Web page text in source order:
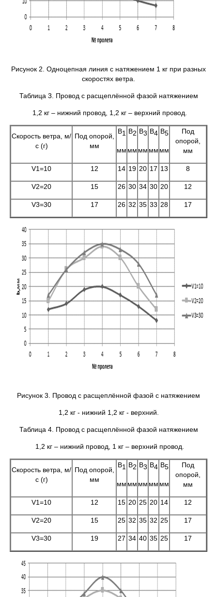
Рисунок 2. Одноцепная линия с натяжением 1 кг при разных
скоростях ветра.
Таблица 3. Провод с расщеплённой фазой натяжением
1,2 кг – нижний провод, 1,2 кг – верхний провод.
Скорость ветра, м/
с (г)
Под опорой,
мм
B1
мм
B2
мм
B3
мм
B4
мм
B5
мм
Под
опорой,
мм
V1=10 12 14 19 20 17 13 8
V2=20 15 26 30 34 30 20 12
V3=30 17 26 32 35 33 28 17
Рисунок 3. Провод с расщеплённой фазой с натяжением
1,2 кг - нижний 1,2 кг - верхний.
Таблица 4. Провод с расщеплённой фазой натяжением
1,2 кг – нижний провод, 1 кг – верхний провод.
Скорость ветра, м/
с (г)
Под опорой,
мм
B1
мм
B2
мм
B3
мм
B4
мм
B5
мм
Под
опорой,
мм
V1=10 12 15 20 25 20 14 12
V2=20 15 25 32 35 32 25 17
V3=30 19 27 34 40 35 25 17